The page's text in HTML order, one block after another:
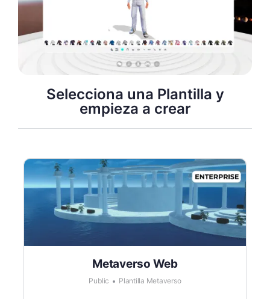
Selecciona una Plantilla y
empieza a crear
Metaverso Web
Public Plantilla Metaverso